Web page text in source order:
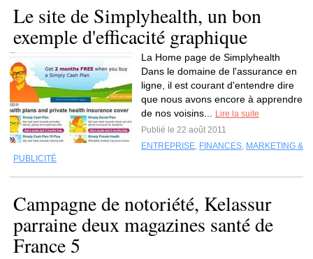
Le site de Simplyhealth, un bon
exemple d'efficacité graphique
La Home page de Simplyhealth
Dans le domaine de l'assurance en
ligne, il est courant d'entendre dire
que nous avons encore à apprendre
de nos voisins...
Lire la suite
Publié le 22 août 2011
ENTREPRISE, FINANCES, MARKETING &
PUBLICITÉ
Campagne de notoriété, Kelassur
parraine deux magazines santé de
France 5